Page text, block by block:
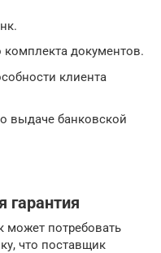
документов.
клиента
банковской
гарантия
может потребовать
что поставщик